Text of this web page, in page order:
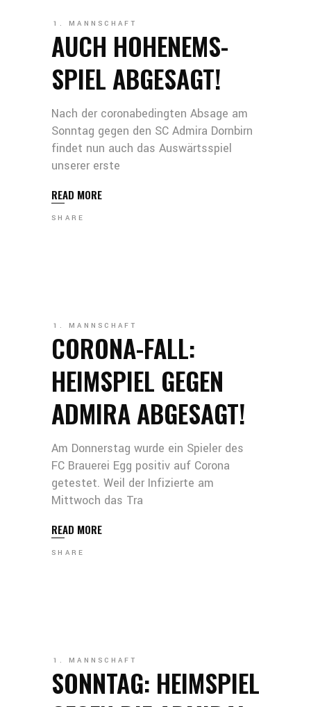
1. MANNSCHAFT
AUCH HOHENEMS-
SPIEL ABGESAGT!
Nach der coronabedingten Absage am
Sonntag gegen den SC Admira Dornbirn
findet nun auch das Auswärtsspiel
unserer erste
READ MORE
SHARE
1. MANNSCHAFT
CORONA-FALL:
HEIMSPIEL GEGEN
ADMIRA ABGESAGT!
Am Donnerstag wurde ein Spieler des
FC Brauerei Egg positiv auf Corona
getestet. Weil der Infizierte am
Mittwoch das Tra
READ MORE
SHARE
1. MANNSCHAFT
SONNTAG: HEIMSPIEL